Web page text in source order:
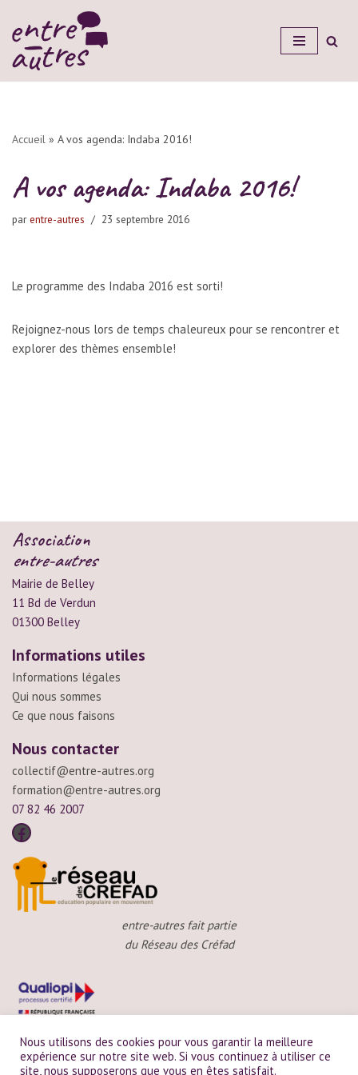
Aller
au
contenu
Accueil » A vos agenda: Indaba 2016!
A vos agenda: Indaba 2016!
parentre-autres 23 septembre 2016
Le programme des Indaba 2016 est sorti!
Rejoignez-nous lors de temps chaleureux pour se rencontrer et
explorer des thèmes ensemble!
Association
entre-autres
Mairie de Belley
11 Bd de Verdun
01300 Belley
Informations utiles
Informations légales
Qui nous sommes
Ce que nous faisons
Nous contacter
collectif@entre-autres.org
formation@entre-autres.org
07 82 46 2007
entre-autres fait partie
du Réseau des Créfad
entre-autres est certifié Qualiopi
Nous utilisons des cookies pour vous garantir la meilleure
expérience sur notre site web. Si vous continuez à utiliser ce
site, nous supposerons que vous en êtes satisfait.